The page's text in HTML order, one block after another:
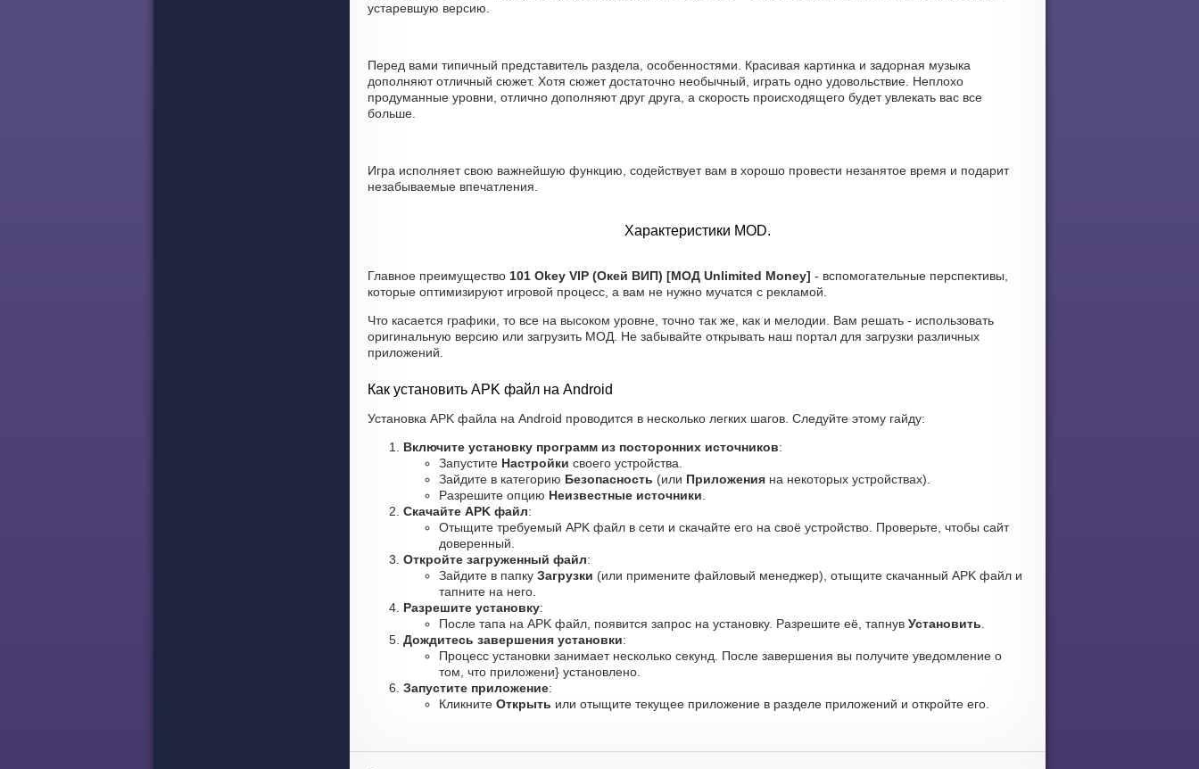
устаревшую версию.
Перед вами типичный представитель раздела, особенностями. Красивая картинка и задорная музыка
дополняют отличный сюжет. Хотя сюжет достаточно необычный, играть одно удовольствие. Неплохо
продуманные уровни, отлично дополняют друг друга, а скорость происходящего будет увлекать вас все
больше.
Игра исполняет свою важнейшую функцию, содействует вам в хорошо провести незанятое время и подарит
незабываемые впечатления.
Характеристики MOD.
Главное преимущество 101 Okey VIP (Окей ВИП) [МОД Unlimited Money] - вспомогательные перспективы,
которые оптимизируют игровой процесс, а вам не нужно мучатся с рекламой.
Что касается графики, то все на высоком уровне, точно так же, как и мелодии. Вам решать - использовать
оригинальную версию или загрузить МОД. Не забывайте открывать наш портал для загрузки различных
приложений.
Как установить APK файл на Android
Установка APK файла на Android проводится в несколько легких шагов. Следуйте этому гайду:
Включите установку программ из посторонних источников:
Запустите Настройки своего устройства.
Зайдите в категорию Безопасность (или Приложения на некоторых устройствах).
Разрешите опцию Неизвестные источники
Скачайте APK файл:
Отыщите требуемый APK файл в сети и скачайте его на своё устройство. Проверьте, чтобы сайт
доверенный.
Откройте загруженный файл:
Зайдите в папку Загрузки (или примените файловый менеджер), отыщите скачанный APK файл и
тапните на него.
Разрешите установку:
После тапа на APK файл, появится запрос на установку. Разрешите её, тапнув Установить
Дождитесь завершения установки:
Процесс установки занимает несколько секунд. После завершения вы получите уведомление о
том, что приложени} установлено.
Запустите приложение:
Кликните Открыть или отыщите текущее приложение в разделе приложений и откройте его.